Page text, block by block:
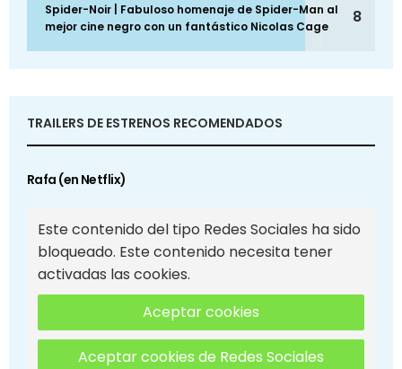
Spider-Noir | Fabuloso homenaje de Spider-Man al
mejor cine negro con un fantástico Nicolas Cage
8
TRAILERS DE ESTRENOS RECOMENDADOS
Rafa (en Netflix)
Este contenido del tipo Redes Sociales ha sido
bloqueado. Este contenido necesita tener
activadas las cookies.
Aceptar cookies
Aceptar cookies de Redes Sociales